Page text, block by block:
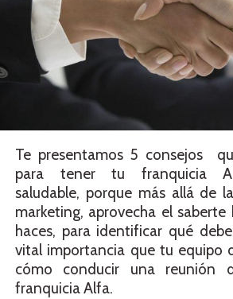
Te presentamos 5 consejos
para tener tu franquicia
saludable, porque más allá de
marketing, aprovecha el
haces, para identificar qué
vital importancia que tu equipo
cómo conducir una reunión
franquicia Alfa.